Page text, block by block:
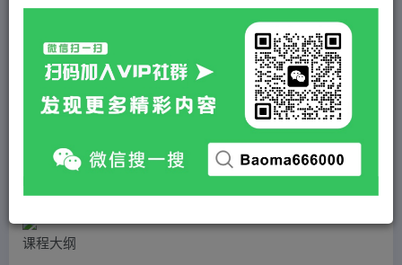
5 积分
黄金会员 2 超级会员(永久VIP) 免费
站长QQ：1970819299
课程大纲